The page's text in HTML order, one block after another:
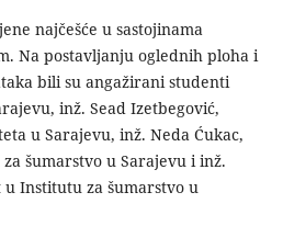
najčešće u sastojinama
Na postavljanju oglednih ploha i
bili su angažirani studenti
inž. Sead Izetbegović,
u Sarajevu, inž. Neda Ćukac,
šumarstvo u Sarajevu i inž.
u Institutu za šumarstvo u